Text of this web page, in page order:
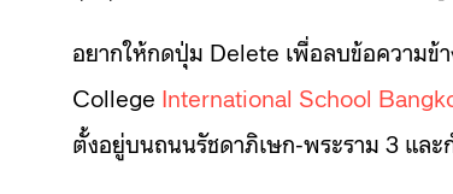
อยากให้กดปุ่ม Delete เพื่อลบข้อความข้
College International School
ตั้งอยู่บนถนนรัชดาภิเษก-พระราม 3 แล